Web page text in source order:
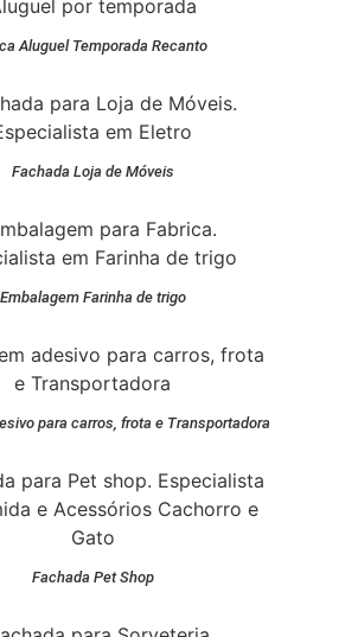
Aluguel Temporada Recanto
Fachada Loja de Móveis
Embalagem Farinha de trigo
para carros, frota e Transportadora
Fachada Pet Shop